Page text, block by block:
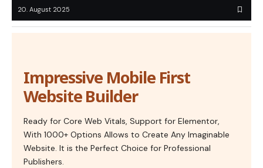
20. August 2025
Impressive Mobile First
Website Builder
Ready for Core Web Vitals, Support for Elementor,
With 1000+ Options Allows to Create Any Imaginable
Website. It is the Perfect Choice for Professional
Publishers.